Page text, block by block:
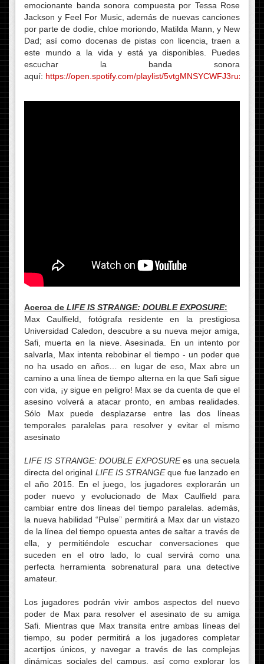
emocionante banda sonora compuesta por Tessa Rose
Jackson y Feel For Music, además de nuevas canciones
por parte de dodie, chloe moriondo, Matilda Mann, y New
Dad; así como docenas de pistas con licencia, traen a
este mundo a la vida y está ya disponibles. Puedes
escuchar la banda sonora
aquí: https://open.spotify.com/playlist/
Acerca de LIFE IS STRANGE: DOUBLE EXPOSURE:
Max Caulfield, fotógrafa residente en la prestigiosa
Universidad Caledon, descubre a su nueva mejor amiga,
Safi, muerta en la nieve. Asesinada. En un intento por
salvarla, Max intenta rebobinar el tiempo - un poder que
no ha usado en años… en lugar de eso, Max abre un
camino a una línea de tiempo alterna en la que Safi sigue
con vida, ¡y sigue en peligro! Max se da cuenta de que el
asesino volverá a atacar pronto, en ambas realidades.
Sólo Max puede desplazarse entre las dos líneas
temporales paralelas para resolver y evitar el mismo
asesinato
LIFE IS STRANGE: DOUBLE EXPOSUREes una secuela
directa del original LIFE IS STRANGEque fue lanzado en
el año 2015. En el juego, los jugadores explorarán un
poder nuevo y evolucionado de Max Caulfield para
cambiar entre dos líneas del tiempo paralelas. además,
la nueva habilidad “Pulse” permitirá a Max dar un vistazo
de la línea del tiempo opuesta antes de saltar a través de
ella, y permitiéndole escuchar conversaciones que
suceden en el otro lado, lo cual servirá como una
perfecta herramienta sobrenatural para una detective
amateur.
Los jugadores podrán vivir ambos aspectos del nuevo
poder de Max para resolver el asesinato de su amiga
Safi. Mientras que Max transita entre ambas líneas del
tiempo, su poder permitirá a los jugadores completar
acertijos únicos, y navegar a través de las complejas
dinámicas sociales del campus, así como explorar los